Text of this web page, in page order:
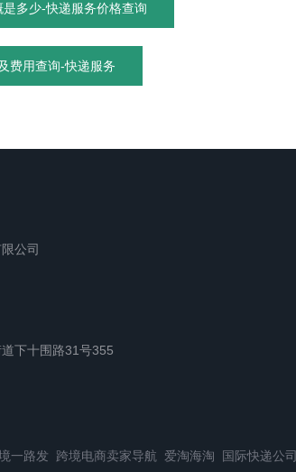
是多少-快递服务价格查询
费用查询-快递服务
公司
下十围路31号355
一路发 跨境电商卖家导航 爱淘海淘 国际快递公